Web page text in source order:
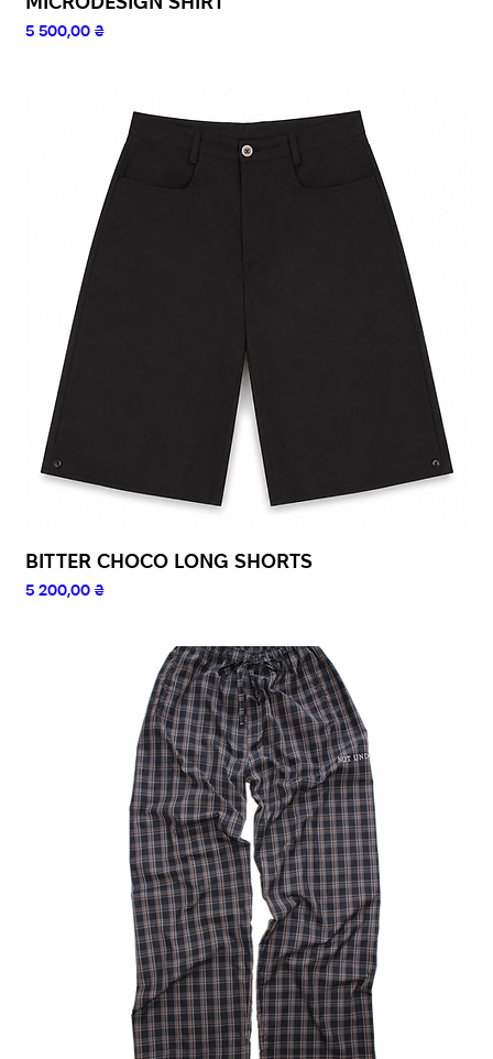
Ціна
5 500,00 ₴
BITTER CHOCO LONG SHORTS
Ціна
5 200,00 ₴